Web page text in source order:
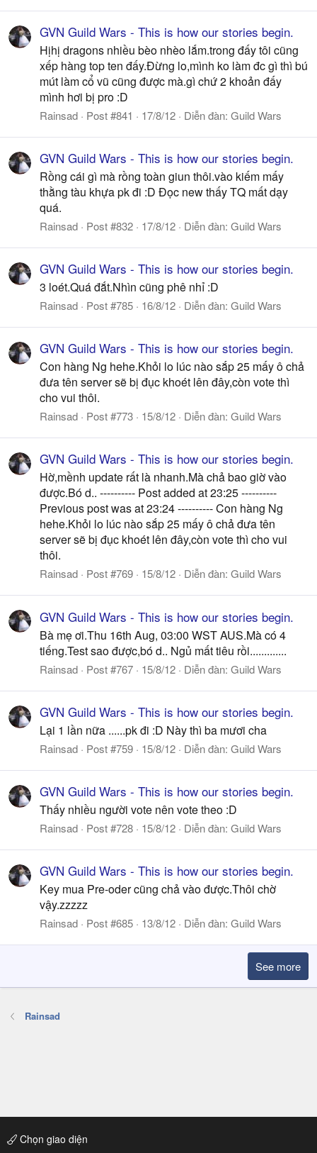
GVN Guild Wars - This is how our stories begin.
Hịhị dragons nhiều bèo nhèo lắm.trong đấy tôi cũng
xếp hàng top ten đấy.Đừng lo,mình ko làm đc gì thì bú
mút làm cổ vũ cũng được mà.gì chứ 2 khoản đấy
mình hơi bị pro :D
Rainsad Post #841 17/8/12 Diễn đàn: Guild Wars
GVN Guild Wars - This is how our stories begin.
Rồng cái gì mà rồng toàn giun thôi.vào kiếm mấy
thằng tàu khựa pk đi :D Đọc new thấy TQ mất dạy
quá.
Rainsad Post #832 17/8/12 Diễn đàn: Guild Wars
GVN Guild Wars - This is how our stories begin.
3 loét.Quá đắt.Nhìn cũng phê nhỉ :D
Rainsad Post #785 16/8/12 Diễn đàn: Guild Wars
GVN Guild Wars - This is how our stories begin.
Con hàng Ng hehe.Khỏi lo lúc nào sắp 25 mấy ô chả
đưa tên server sẽ bị đục khoét lên đây,còn vote thì
cho vui thôi.
Rainsad Post #773 15/8/12 Diễn đàn: Guild Wars
GVN Guild Wars - This is how our stories begin.
Hờ,mềnh update rất là nhanh.Mà chả bao giờ vào
được.Bó d.. ---------- Post added at 23:25 ----------
Previous post was at 23:24 ---------- Con hàng Ng
hehe.Khỏi lo lúc nào sắp 25 mấy ô chả đưa tên
server sẽ bị đục khoét lên đây,còn vote thì cho vui
thôi.
Rainsad Post #769 15/8/12 Diễn đàn: Guild Wars
GVN Guild Wars - This is how our stories begin.
Bà mẹ ơi.Thu 16th Aug, 03:00 WST AUS.Mà có 4
tiếng.Test sao được,bó d.. Ngủ mất tiêu rồi.............
Rainsad Post #767 15/8/12 Diễn đàn: Guild Wars
GVN Guild Wars - This is how our stories begin.
Lại 1 lần nữa ......pk đi :D Này thì ba mươi cha
Rainsad Post #759 15/8/12 Diễn đàn: Guild Wars
GVN Guild Wars - This is how our stories begin.
Thấy nhiều người vote nên vote theo :D
Rainsad Post #728 15/8/12 Diễn đàn: Guild Wars
GVN Guild Wars - This is how our stories begin.
Key mua Pre-oder cũng chả vào được.Thôi chờ
vậy.zzzzz
Rainsad Post #685 13/8/12 Diễn đàn: Guild Wars
See more
Rainsad
Chọn giao diện